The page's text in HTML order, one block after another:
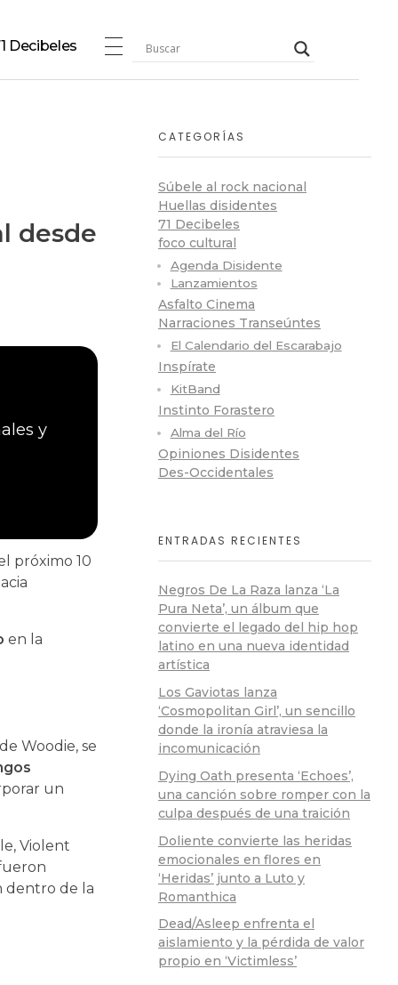
Decibeles
desde
y
próximo 10
en la
Woodie, se
un
Violent
dentro de la
CATEGORÍAS
Súbele al rock nacional
Huellas disidentes
71 Decibeles
foco cultural
Agenda Disidente
Lanzamientos
Asfalto Cinema
Narraciones Transeúntes
El Calendario del Escarabajo
Inspírate
KitBand
Instinto Forastero
Alma del Río
Opiniones Disidentes
Des-Occidentales
ENTRADAS RECIENTES
Negros De La Raza lanza ‘La
Pura Neta’, un álbum que
convierte el legado del hip hop
latino en una nueva identidad
artística
Los Gaviotas lanza
‘Cosmopolitan Girl’, un sencillo
donde la ironía atraviesa la
incomunicación
Dying Oath presenta ‘Echoes’,
una canción sobre romper con la
culpa después de una traición
Doliente convierte las heridas
emocionales en flores en
‘Heridas’ junto a Luto y
Romanthica
Dead/Asleep enfrenta el
aislamiento y la pérdida de valor
propio en ‘Victimless’